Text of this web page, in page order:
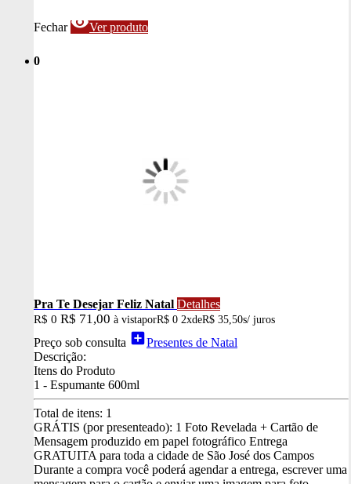
Fechar visibilityVer produto
0
Pra Te Desejar Feliz Natal Detalhes
R$ 0 R$ 71,00 à vistaporR$ 0 2xdeR$ 35,50s/ juros
Preço sob consulta add_boxPresentes de Natal
Descrição:
Itens do Produto
1 - Espumante 600ml
Total de itens: 1
GRÁTIS (por presenteado): 1 Foto Revelada + Cartão de
Mensagem produzido em papel fotográfico Entrega
GRATUITA para toda a cidade de São José dos Campos
Durante a compra você poderá agendar a entrega, escrever uma